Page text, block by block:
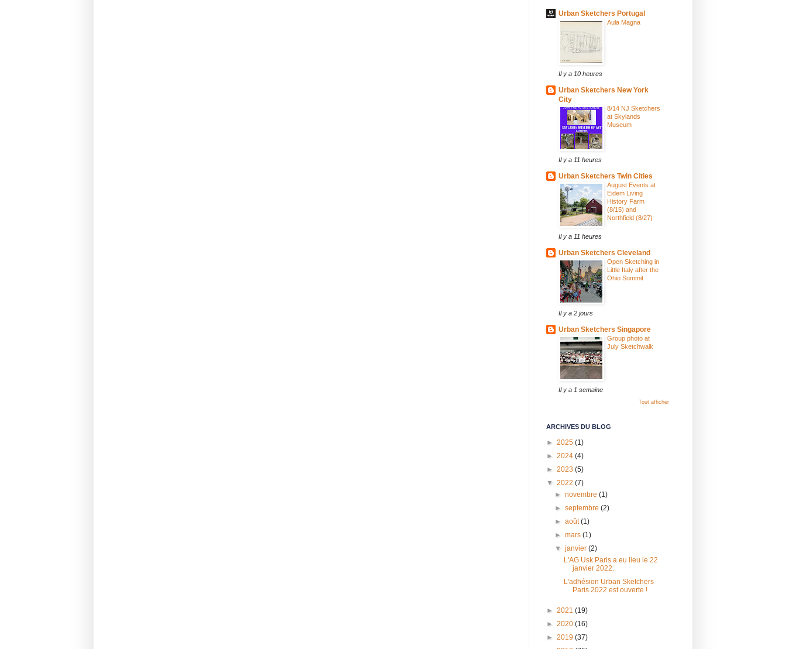
Urban Sketchers Portugal
Aula Magna
Il y a 10 heures
Urban Sketchers New York
City
8/14 NJ Sketchers
at Skylands
Museum
Il y a 11 heures
Urban Sketchers Twin Cities
August Events at
Eidem Living
History Farm
(8/15) and
Northfield (8/27)
Il y a 11 heures
Urban Sketchers Cleveland
Open Sketching in
Little Italy after the
Ohio Summit
Il y a 2 jours
Urban Sketchers Singapore
Group photo at
July Sketchwalk
Il y a 1 semaine
Tout afficher
ARCHIVES DU BLOG
► 2025 (1)
► 2024 (4)
► 2023 (5)
▼ 2022 (7)
►novembre(1)
►septembre(2)
►août(1)
►mars(1)
▼janvier(2)
L'AG Usk Paris a eu lieu le 22
janvier 2022.
L'adhésion Urban Sketchers
Paris 2022 est ouverte !
► 2021 (19)
► 2020 (16)
► 2019 (37)